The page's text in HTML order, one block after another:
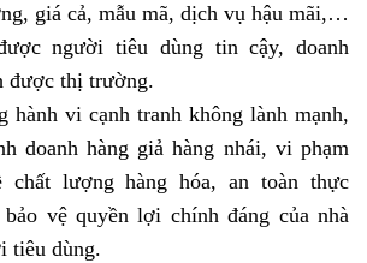
giá cả, mẫu mã, dịch vụ hậu mãi,…
người tiêu dùng tin cậy, doanh
được thị trường.
hành vi cạnh tranh không lành mạnh,
doanh hàng giả hàng nhái, vi phạm
chất lượng hàng hóa, an toàn thực
vệ quyền lợi chính đáng của nhà
tiêu dùng.